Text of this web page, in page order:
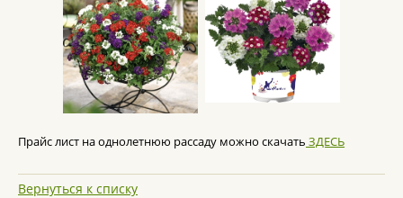
Прайс лист на однолетнюю рассаду можно скачать ЗДЕСЬ
Вернуться к списку